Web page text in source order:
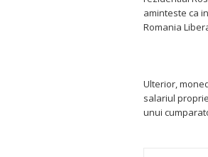
aminteste ca
Romania
Ulterior,
salariul
unui